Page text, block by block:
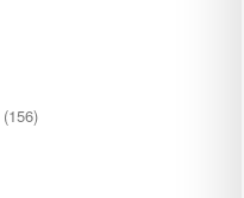
(156)